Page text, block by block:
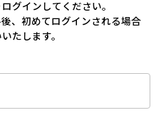
グインしてください。
、初めてログインされる場合
たします。